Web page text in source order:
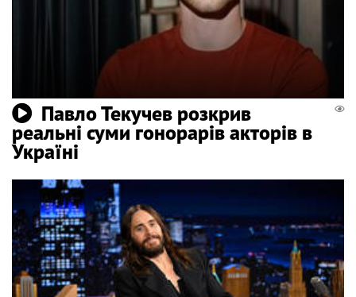
Павло Текучев розкрив
реальні суми гонорарів акторів в
Україні